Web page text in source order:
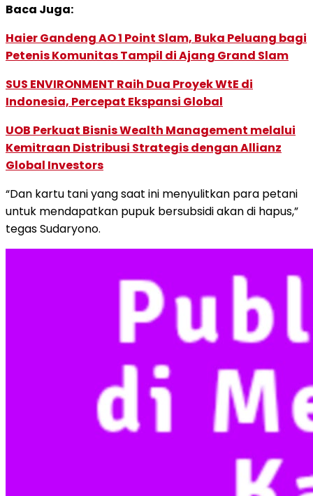
Baca Juga:
Haier Gandeng AO 1 Point Slam, Buka Peluang bagi
Petenis Komunitas Tampil di Ajang Grand Slam
SUS ENVIRONMENT Raih Dua Proyek WtE di
Indonesia, Percepat Ekspansi Global
UOB Perkuat Bisnis Wealth Management melalui
Kemitraan Distribusi Strategis dengan Allianz
Global Investors
“Dan kartu tani yang saat ini menyulitkan para petani
untuk mendapatkan pupuk bersubsidi akan di hapus,”
tegas Sudaryono.